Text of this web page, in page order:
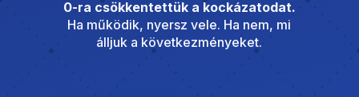
0-ra csökkentettük a kockázatodat.
Ha működik, nyersz vele. Ha nem, mi
álljuk a következményeket.